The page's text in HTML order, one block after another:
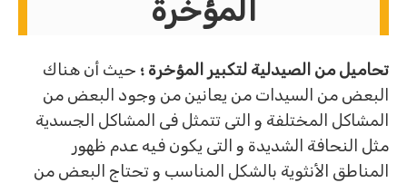
المؤخرة
تحاميل من الصيدلية لتكبير المؤخرة ؛ حيث أن هناك
البعض من السيدات من يعانين من وجود البعض من
المشاكل المختلفة و التى تتمثل فى المشاكل الجسدية
مثل النحافة الشديدة و التى يكون فيه عدم ظهور
المناطق الأنثوية بالشكل المناسب و تحتاج البعض من